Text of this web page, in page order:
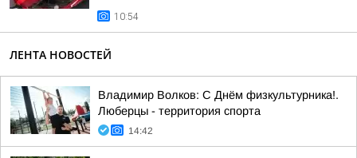
10:54
ЛЕНТА НОВОСТЕЙ
Владимир Волков: С Днём физкультурника!.
Люберцы - территория спорта
14:42